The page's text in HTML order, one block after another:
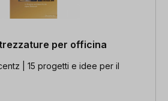
per officina
| 15 progetti e idee per il